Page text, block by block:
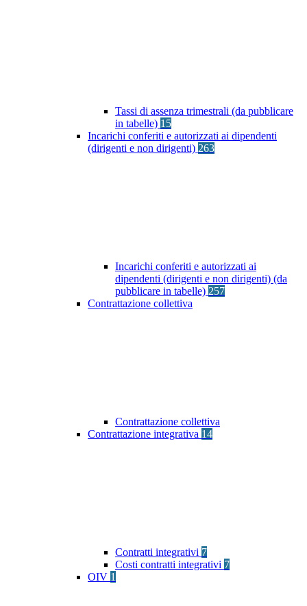
Tassi di assenza trimestrali (da pubblicare
in tabelle) 15
Incarichi conferiti e autorizzati ai dipendenti
(dirigenti e non dirigenti) 263
Incarichi conferiti e autorizzati ai
dipendenti (dirigenti e non dirigenti) (da
pubblicare in tabelle) 257
Contrattazione collettiva
Contrattazione collettiva
Contrattazione integrativa 14
Contratti integrativi 7
Costi contratti integrativi 7
OIV 1